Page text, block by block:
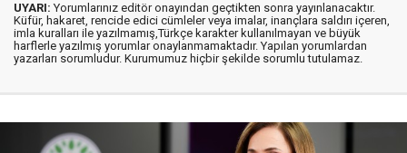
UYARI: Yorumlarınız editör onayından geçtikten sonra yayınlanacaktır.
Küfür, hakaret, rencide edici cümleler veya imalar, inançlara saldırı içeren,
imla kuralları ile yazılmamış,Türkçe karakter kullanılmayan ve büyük
harflerle yazılmış yorumlar onaylanmamaktadır. Yapılan yorumlardan
yazarları sorumludur. Kurumumuz hiçbir şekilde sorumlu tutulamaz.